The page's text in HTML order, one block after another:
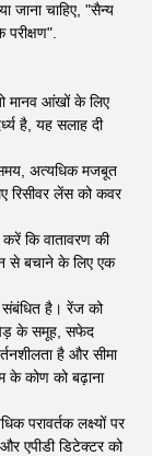
जाना चाहिए, "सैन्य
मानव आंखों के लिए
है, यह सलाह दी
अत्यधिक मजबूत
रिसीवर लेंस को कवर
कि वातावरण की
से बचाने के लिए एक
संबंधित है। रेंज को
पेड़ के समूह, सफेद
है और सीमा
के कोण को बढ़ाना
परावर्तक लक्ष्यों पर
एपीडी डिटेक्टर को